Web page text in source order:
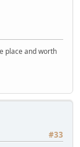
place and worth
#33